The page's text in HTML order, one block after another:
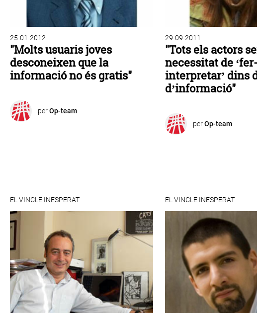
25-01-2012
"Molts usuaris joves
desconeixen que la
informació no és gratis"
perOp-team
29-09-2011
"Tots els actors
necessitat de
interpretar’ dins
d’informació"
perOp-team
EL VINCLE INESPERAT EL VINCLE INESPERAT